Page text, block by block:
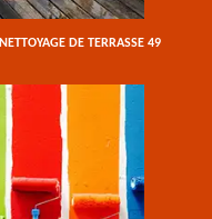
NETTOYAGE DE TERRASSE 49